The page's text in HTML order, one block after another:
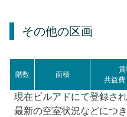
その他の区画
階数 面積
賃
共益費
現在ビルアドにて登録さ
最新の空室状況などにつ